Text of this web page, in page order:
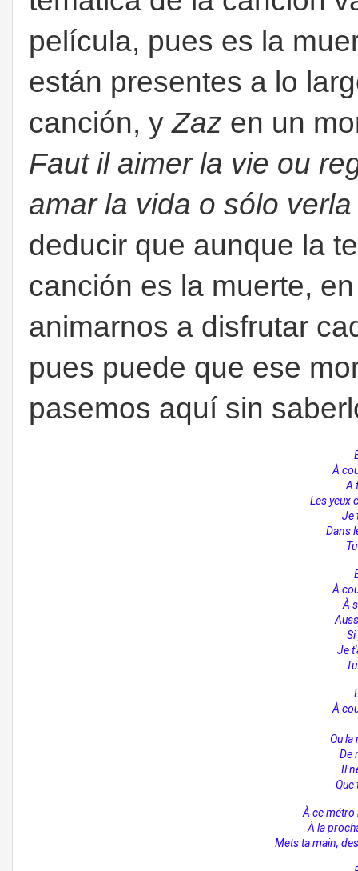
película, pues es la
están presentes a lo
canción, yZaz en un
Faut il aimer la vie ou
amar la vida o sólo
deducir que aunque la
canción es la muerte,
animarnos a disfrutar
pues puede que ese
pasemos aquí sin
À
A
Les yeux
Je
Dans
À
À
Si
Je
À
Ou la
De
Il
Que
À ce métro
À la
Mets ta main,